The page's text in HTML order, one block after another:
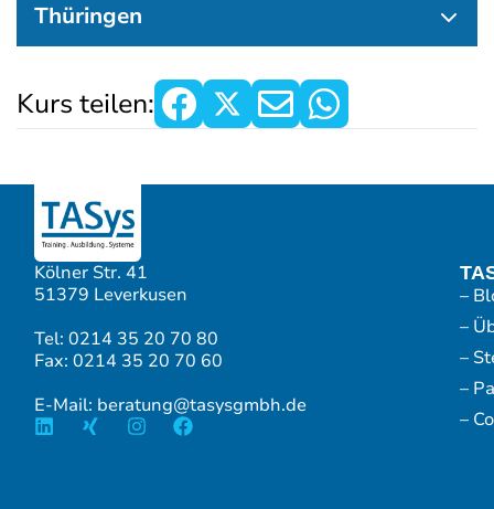
Thüringen
Kurs teilen:
Kölner Str. 41
51379 Leverkusen
Tel: 0214 35 20 70 80
Fax: 0214 35 20 70 60
E-Mail: beratung@tasysgmbh.de
–
–
–
–
–